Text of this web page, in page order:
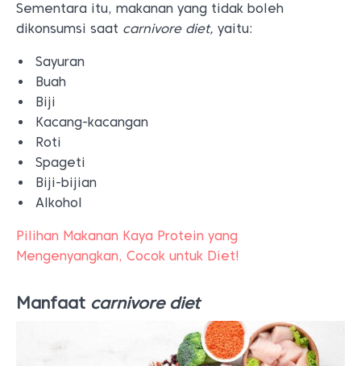
Sementara itu, makanan yang tidak boleh
dikonsumsi saat carnivore diet, yaitu:
Sayuran
Buah
Biji
Kacang-kacangan
Roti
Spageti
Biji-bijian
Alkohol
Pilihan Makanan Kaya Protein yang
Mengenyangkan, Cocok untuk Diet!
Manfaat carnivore diet